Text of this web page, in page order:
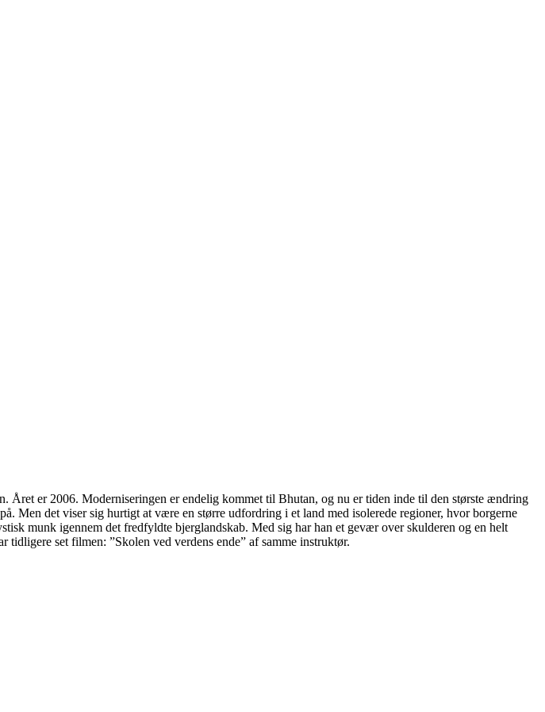
Året er 2006. Moderniseringen er endelig kommet til Bhutan, og nu er tiden inde til den største ændring
Men det viser sig hurtigt at være en større udfordring i et land med isolerede regioner, hvor borgerne
munk igennem det fredfyldte bjerglandskab. Med sig har han et gevær over skulderen og en helt
set filmen: ”Skolen ved verdens ende” af samme instruktør.